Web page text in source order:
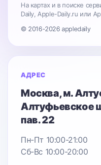
На картах и в поиске
Daily, Apple-Daily.ru или
© 2016-2026 appledaily
АДРЕС
Москва, м.
Алтуфьевское
пав. 22
Пн-Пт 10:00-21:00
Сб-Вс 10:00-20:00